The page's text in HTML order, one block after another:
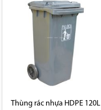
Thùng rác nhựa HDPE 120L